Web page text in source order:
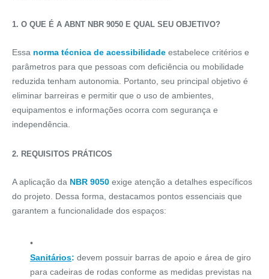
1. O QUE É A ABNT NBR 9050 E QUAL SEU OBJETIVO?
Essa norma técnica de acessibilidade estabelece critérios e
parâmetros para que pessoas com deficiência ou mobilidade
reduzida tenham autonomia. Portanto, seu principal objetivo é
eliminar barreiras e permitir que o uso de ambientes,
equipamentos e informações ocorra com segurança e
independência.
2. REQUISITOS PRÁTICOS
A aplicação da NBR 9050 exige atenção a detalhes específicos
do projeto. Dessa forma, destacamos pontos essenciais que
garantem a funcionalidade dos espaços:
Sanitários: devem possuir barras de apoio e área de giro
para cadeiras de rodas conforme as medidas previstas na